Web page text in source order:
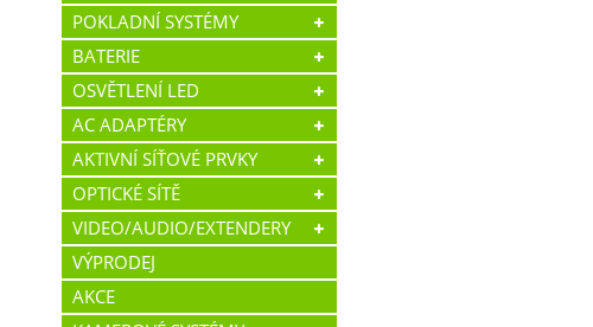
POKLADNÍ SYSTÉMY
BATERIE
OSVĚTLENÍ LED
AC ADAPTÉRY
AKTIVNÍ SÍŤOVÉ PRVKY
OPTICKÉ SÍTĚ
VIDEO/AUDIO/EXTENDERY
VÝPRODEJ
AKCE